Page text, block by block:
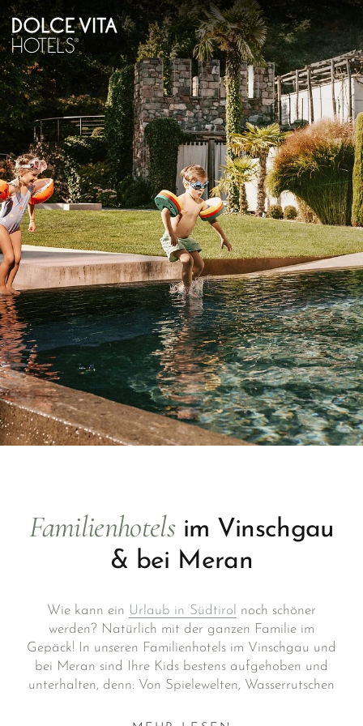
Familienhotelsim Vinschgau
& bei Meran
Wie kann ein Urlaub in Südtirol
noch schöner
werden? Natürlich mit der ganzen Familie im
Gepäck! In unseren Familienhotels im Vinschgau und
bei Meran sind Ihre Kids bestens aufgehoben und
unterhalten, denn: Von Spielewelten, Wasserrutschen
für Jugendliche – hier ist einfach immer was los. Die